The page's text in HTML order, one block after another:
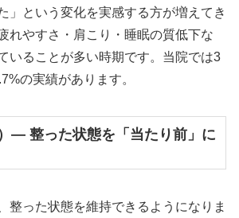
」という変化を実感する方が増えてき
れやすさ・肩こり・睡眠の質低下な
いることが多い時期です。当院では3
の実績があります。
— 整った状態を「当たり前」に
整った状態を維持できるようになりま